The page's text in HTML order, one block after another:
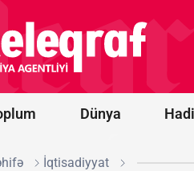
Dünya
Modi
İqtisadiyyat